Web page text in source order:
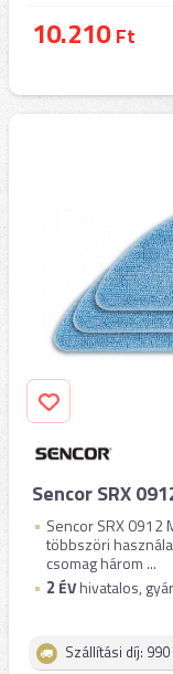
10.210Ft
Sencor SRX
Sencor SRX 0912
többszöri
csomag három ...
2 ÉVhivatalos,
Szállítási díj: